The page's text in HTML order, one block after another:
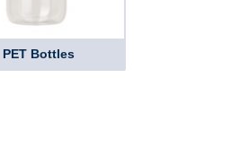
PET Bottles